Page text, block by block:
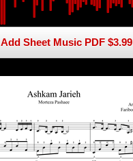
Add Sheet Music PDF $3.99